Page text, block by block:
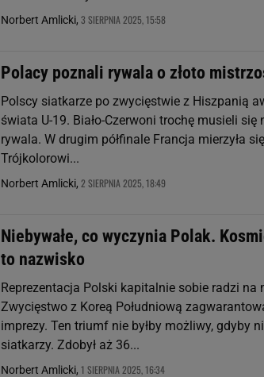
Norbert Amlicki, 3 SIERPNIA 2025, 15:58
Polacy poznali rywala o złoto
Polscy siatkarze po zwycięstwie z Hiszpanią
świata U-19. Biało-Czerwoni trochę musieli
rywala. W drugim półfinale Francja mierzyła
Trójkolorowi...
Norbert Amlicki, 2 SIERPNIA 2025, 18:49
Niebywałe, co wyczynia Polak.
to nazwisko
Reprezentacja Polski kapitalnie sobie radzi na
Zwycięstwo z Koreą Południową
imprezy. Ten triumf nie byłby możliwy, gdyby
siatkarzy. Zdobył aż 36...
Norbert Amlicki, 1 SIERPNIA 2025, 16:34